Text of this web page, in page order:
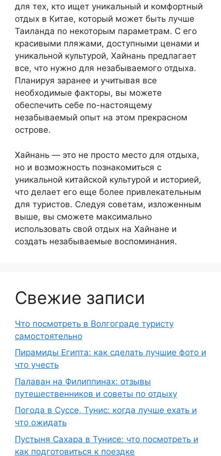
для тех, кто ищет уникальный и комфортный
отдых в Китае, который может быть лучше
Таиланда по некоторым параметрам. С его
красивыми пляжами, доступными ценами и
уникальной культурой, Хайнань предлагает
все, что нужно для незабываемого отдыха.
Планируя заранее и учитывая все
необходимые факторы, вы можете
обеспечить себе по-настоящему
незабываемый опыт на этом прекрасном
острове.
Хайнань — это не просто место для отдыха,
но и возможность познакомиться с
уникальной китайской культурой и историей,
что делает его еще более привлекательным
для туристов. Следуя советам, изложенным
выше, вы сможете максимально
использовать свой отдых на Хайнане и
создать незабываемые воспоминания.
Свежие записи
Что посмотреть в Волгограде туристу
самостоятельно
Пирамиды Египта: как сделать лучшие фото и
что учесть
Палаван на Филиппинах: отзывы
путешественников и советы по отдыху
Погода в Суссе, Тунис: когда лучше ехать и
что ожидать
Пустыня Сахара в Тунисе: что посмотреть и
как подготовиться к поездке